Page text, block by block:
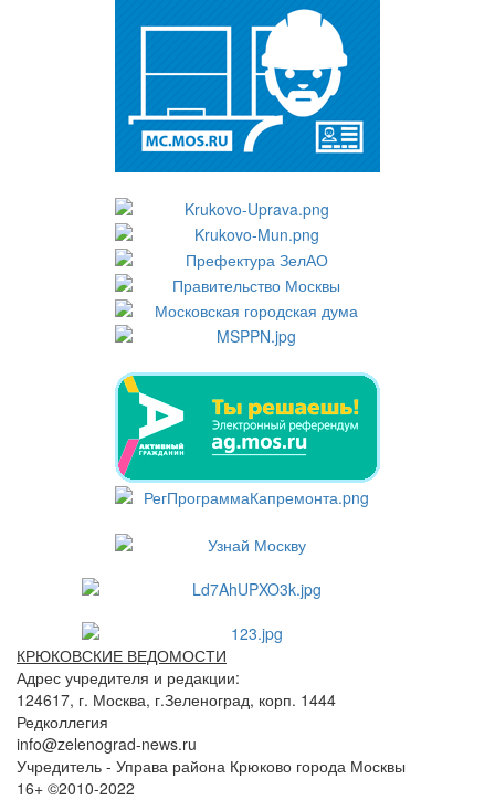
КРЮКОВСКИЕ ВЕДОМОСТИ
Адрес учредителя и редакции:
124617, г. Москва, г.Зеленоград, корп. 1444
Редколлегия
info@zelenograd-news.ru
Учредитель - Управа района Крюково города Москвы
16+ ©2010-2022